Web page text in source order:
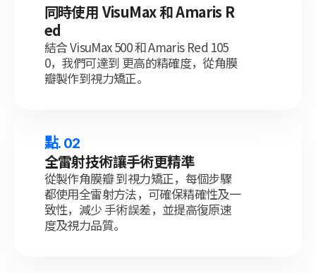
同時使用 VisuMax 和 Amaris R
ed
結合 VisuMax 500 和 Amaris Red 105
0，我們可達到 更高的精確度，從角膜
瓣製作到視力矯正。
點. 02
全雷射技術讓手術更精準
從製作角膜瓣 到視力矯正，每個步驟
都使用全雷射方法，可確保精確性及一
致性，減少 手術誤差，並提高復原速
度及視力品質。